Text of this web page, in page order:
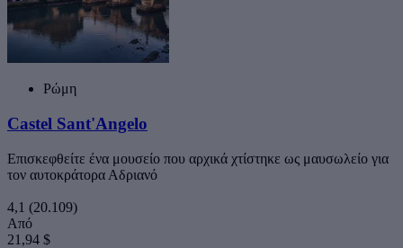
Ρώμη
Castel Sant'Angelo
Επισκεφθείτε ένα μουσείο που αρχικά χτίστηκε ως μαυσωλείο για
τον αυτοκράτορα Αδριανό
4,1 (20.109)
Από
21,94 $